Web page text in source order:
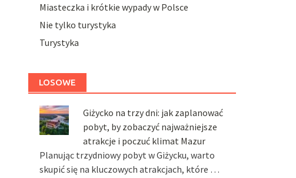
Miasteczka i krótkie wypady w Polsce
Nie tylko turystyka
Turystyka
LOSOWE
Giżycko na trzy dni: jak zaplanować
pobyt, by zobaczyć najważniejsze
atrakcje i poczuć klimat Mazur
Planując trzydniowy pobyt w Giżycku, warto
skupić się na kluczowych atrakcjach, które …